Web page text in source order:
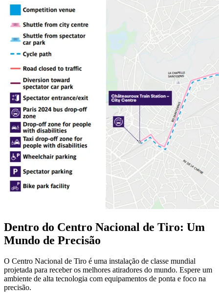
Dentro do Centro Nacional de Tiro: Um
Mundo de Precisão
O Centro Nacional de Tiro é uma instalação de classe mundial
projetada para receber os melhores atiradores do mundo. Espere um
ambiente de alta tecnologia com equipamentos de ponta e foco na
precisão.